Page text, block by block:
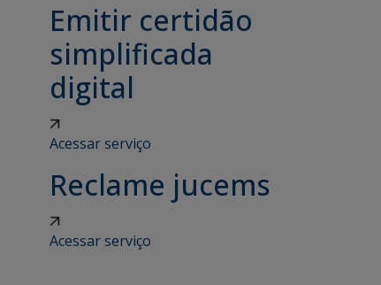
Emitir certidão
simplificada
digital
Acessar serviço
Reclame jucems
Acessar serviço